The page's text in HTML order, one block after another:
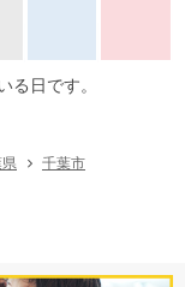
る日です。
千葉市